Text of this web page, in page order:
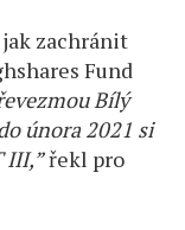
zachránit
Fund
Bílý
února 2021 si
III,”řekl pro